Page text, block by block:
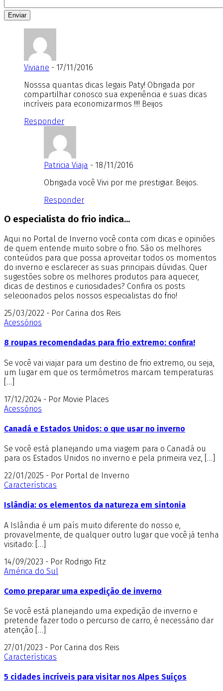
Viviane - 17/11/2016
Nosssa quantas dicas legais Paty! Obrigada por
compartilhar conosco sua experiência e suas dicas
incríveis para economizarmos !!!! Beijos
Responder
Patricia Viaja - 18/11/2016
Obrigada você Vivi por me prestigiar. Beijos.
Responder
O especialista do frio indica...
Aqui no Portal de Inverno você conta com dicas e opiniões
de quem entende muito sobre o frio. São os melhores
conteúdos para que possa aproveitar todos os momentos
do inverno e esclarecer as suas principais dúvidas. Quer
sugestões sobre os melhores produtos para aquecer,
dicas de destinos e curiosidades? Confira os posts
selecionados pelos nossos especialistas do frio!
25/03/2022 - Por Carina dos Reis
Acessórios
8 roupas recomendadas para frio extremo: confira!
Se você vai viajar para um destino de frio extremo, ou seja,
um lugar em que os termômetros marcam temperaturas
[…]
17/12/2024 - Por Movie Places
Acessórios
Canadá e Estados Unidos: o que usar no inverno
Se você está planejando uma viagem para o Canadá ou
para os Estados Unidos no inverno e pela primeira vez, […]
22/01/2025 - Por Portal de Inverno
Características
Islândia: os elementos da natureza em sintonia
A Islândia é um país muito diferente do nosso e,
provavelmente, de qualquer outro lugar que você já tenha
visitado: […]
14/09/2023 - Por Rodrigo Fitz
América do Sul
Como preparar uma expedição de inverno
Se você está planejando uma expedição de inverno e
pretende fazer todo o percurso de carro, é necessário dar
atenção […]
27/01/2023 - Por Carina dos Reis
Características
5 cidades incríveis para visitar nos Alpes Suíços